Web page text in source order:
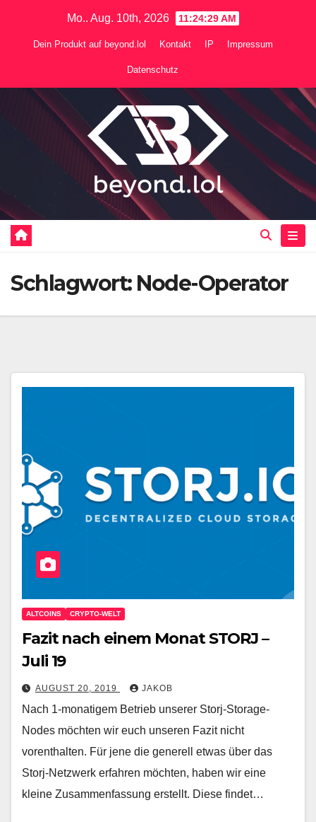
Mo.. Aug. 10th, 2026 11:24:30 AM
Dein Produkt auf beyond.lol Kontakt IP Impressum
Datenschutz
Schlagwort: Node-Operator
ALTCOINS CRYPTO-WELT
Fazit nach einem Monat STORJ –
Juli 19
AUGUST 20, 2019 JAKOB
Nach 1-monatigem Betrieb unserer Storj-Storage-
Nodes möchten wir euch unseren Fazit nicht
vorenthalten. Für jene die generell etwas über das
Storj-Netzwerk erfahren möchten, haben wir eine
kleine Zusammenfassung erstellt. Diese findet…